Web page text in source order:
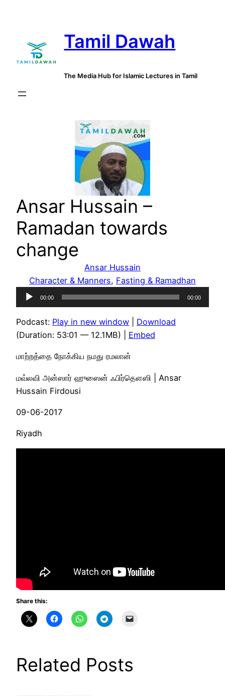
Tamil Dawah
The Media Hub for Islamic Lectures in Tamil
Ansar Hussain –
Ramadan towards
change
Ansar Hussain
Character & Manners, Fasting & Ramadhan
Audio
Player
00:00 00:00
Podcast: Play in new window
Download
(Duration: 53:01 — 12.1MB) | Embed
மாற்றத்தை நோக்கிய நமது ரமலான்
மவ்லவி அன்ஸார் ஹுஸைன் ஃபிர்தௌஸி | Ansar
Hussain Firdousi
09-06-2017
Riyadh
Share this:
Related Posts